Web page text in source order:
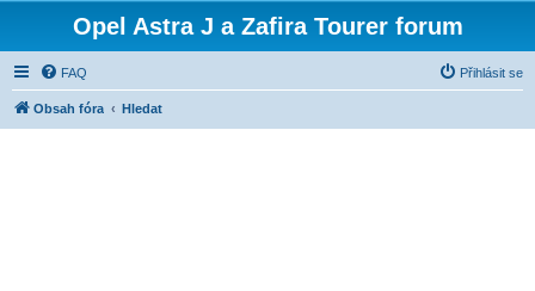
Opel Astra J a Zafira Tourer forum
FAQ Přihlásit se
Obsah fóra Hledat